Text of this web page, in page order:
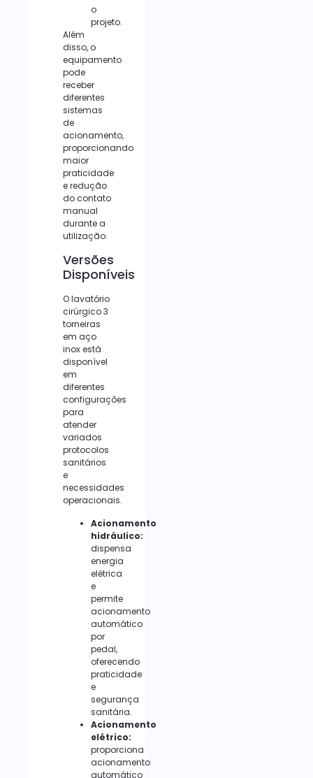
o
projeto.
Além
disso, o
equipamento
pode
receber
diferentes
sistemas
de
acionamento,
proporcionando
maior
praticidade
e redução
do contato
manual
durante a
utilização.
Versões
Disponíveis
O lavatório
cirúrgico 3
torneiras
em aço
inox está
disponível
em
diferentes
configurações
para
atender
variados
protocolos
sanitários
e
necessidades
operacionais.
Acionamento
hidráulico:
dispensa
energia
elétrica
e
permite
acionamento
automático
por
pedal,
oferecendo
praticidade
e
segurança
sanitária.
Acionamento
elétrico:
proporciona
acionamento
automático